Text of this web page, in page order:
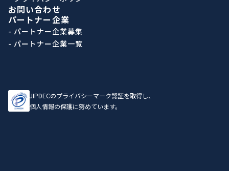
お問い合わせ
パートナー企業
- パートナー企業募集
- パートナー企業一覧
JIPDECのプライバシーマーク認証を取得し、
個人情報の保護に努めています。